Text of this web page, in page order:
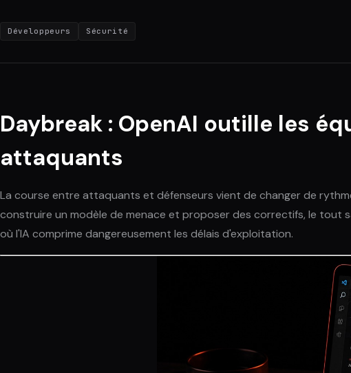
Développeurs Sécurité
Daybreak : OpenAI outille les
attaquants
La course entre attaquants et défenseurs vient de changer de
construire un modèle de menace et proposer des correctifs, le tout
où l'IA comprime dangereusement les délais d'exploitation.